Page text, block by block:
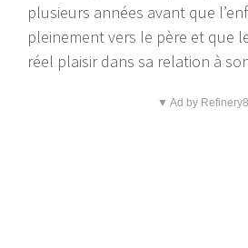
plusieurs années avant que
pleinement vers le père et que
réel plaisir dans sa relation à
▼ Ad by